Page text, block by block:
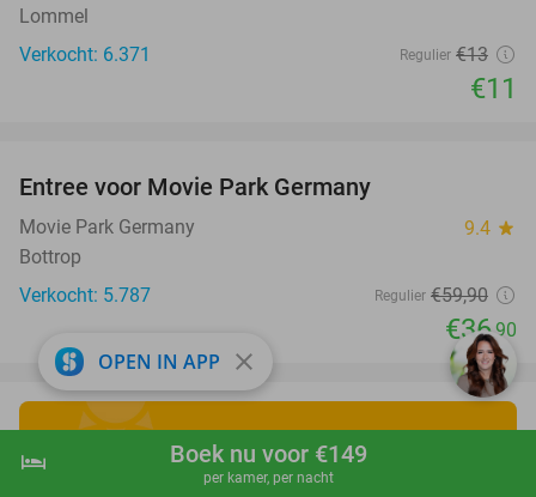
shopping_cart Boek nu
hotel Boek nu voor €149
per kamer, per nacht
Lommel
Verkocht: 6.371
Regulier €13
€11
Entree voor Movie Park Germany
Movie Park Germany 9.4 star
Bottrop
Verkocht: 5.787
Regulier €59,90
€36,90
Ontdek de leukste
OPEN IN APP close